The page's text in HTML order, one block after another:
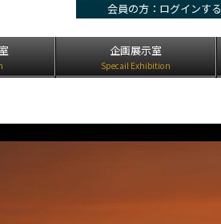
会員の方：ログインする
企画展示室
Specail Exhibition